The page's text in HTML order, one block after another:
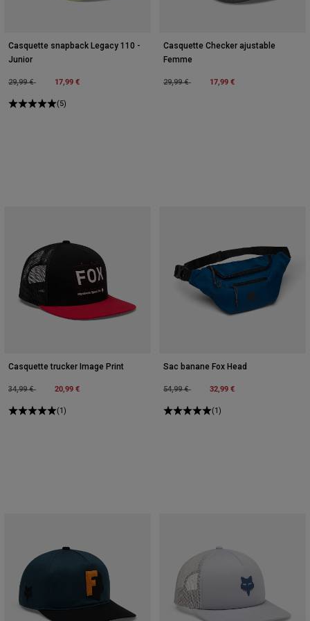
Casquette snapback Legacy 110 -
Junior
Price reduced from
29,99 €to 17,99 €
(5)
Casquette Checker ajustable
Femme
Price reduced from
29,99 €to 17,99 €
Casquette trucker Image Print
Price reduced from
34,99 €to 20,99 €
(1)
Sac banane Fox Head
Price reduced from
54,99 €to 32,99 €
(1)